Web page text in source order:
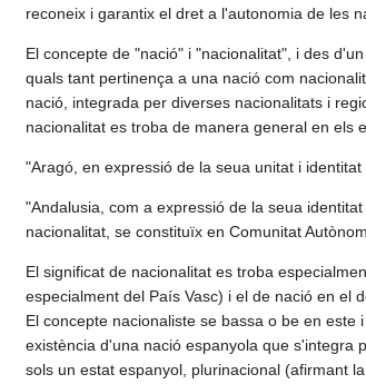
reconeix i garantix el dret a l'autonomia de les
El concepte de "nació" i "nacionalitat", i des
quals tant pertinença a una nació com
nació, integrada per diverses nacionalitats i
nacionalitat es troba de manera general en els
"Aragó, en expressió de la seua unitat i
"Andalusia, com a expressió de la seua
nacionalitat, se constituïx en Comunitat
El significat de nacionalitat es troba
especialment del País Vasc) i el de nació en el
El concepte nacionaliste se bassa o be en
existència d'una nació espanyola que s'integra
sols un estat espanyol, plurinacional (afirmant